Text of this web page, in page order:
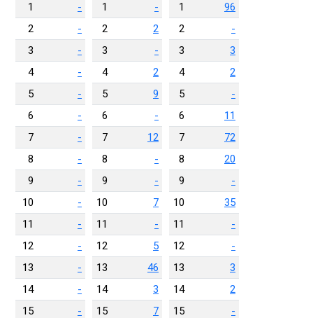
1
-
2
-
3
-
4
-
5
-
6
-
7
-
8
-
9
-
10
-
11
-
12
-
13
-
14
-
15
-
1
-
2
2
3
-
4
2
5
9
6
-
7
12
8
-
9
-
10
7
11
-
12
5
13
46
14
3
15
7
1
96
2
-
3
3
4
2
5
-
6
11
7
72
8
20
9
-
10
35
11
-
12
-
13
3
14
2
15
-